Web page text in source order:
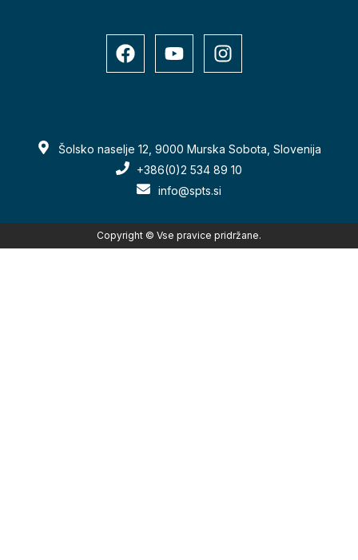
Šolsko naselje 12, 9000 Murska Sobota, Slovenija
+386(0)2 534 89 10
info@spts.si
Copyright © Vse pravice pridržane.